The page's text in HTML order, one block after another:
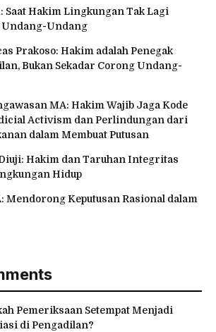
Hakim Lingkungan Tak Lagi
Undang-Undang
Prakoso: Hakim adalah Penegak
Bukan Sekadar Corong Undang-
MA: Hakim Wajib Jaga Kode
Activism dan Perlindungan dari
dalam Membuat Putusan
Hakim dan Taruhan Integritas
Hidup
Mendorong Keputusan Rasional dalam
Pemeriksaan Setempat Menjadi
di Pengadilan?